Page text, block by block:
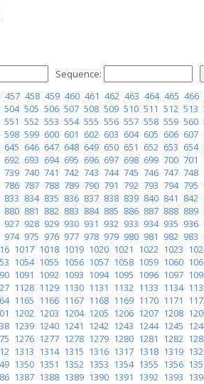
Sequence:
457 458 459 460 461 462 463 464 465 466
504 505 506 507 508 509 510 511 512 513
551 552 553 554 555 556 557 558 559 560
598 599 600 601 602 603 604 605 606 607
645 646 647 648 649 650 651 652 653 654
692 693 694 695 696 697 698 699 700 701
739 740 741 742 743 744 745 746 747 748
786 787 788 789 790 791 792 793 794 795
833 834 835 836 837 838 839 840 841 842
880 881 882 883 884 885 886 887 888 889
927 928 929 930 931 932 933 934 935 936
974 975 976 977 978 979 980 981 982 983
1017 1018 1019 1020 1021 1022 1023
1054 1055 1056 1057 1058 1059 1060
1091 1092 1093 1094 1095 1096 1097
1128 1129 1130 1131 1132 1133 1134
1165 1166 1167 1168 1169 1170 1171
1202 1203 1204 1205 1206 1207 1208
1239 1240 1241 1242 1243 1244 1245
1276 1277 1278 1279 1280 1281 1282
1313 1314 1315 1316 1317 1318 1319
1350 1351 1352 1353 1354 1355 1356
1387 1388 1389 1390 1391 1392 1393